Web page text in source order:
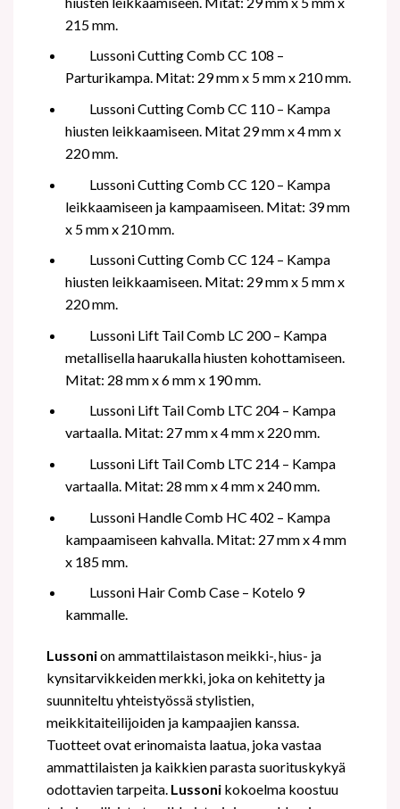
215 mm.
Lussoni Cutting Comb CC 108 –
Parturikampa. Mitat: 29 mm x 5 mm x 210 mm.
Lussoni Cutting Comb CC 110 – Kampa
hiusten leikkaamiseen. Mitat 29 mm x 4 mm x
220 mm.
Lussoni Cutting Comb CC 120 – Kampa
leikkaamiseen ja kampaamiseen. Mitat: 39 mm
x 5 mm x 210 mm.
Lussoni Cutting Comb CC 124 – Kampa
hiusten leikkaamiseen. Mitat: 29 mm x 5 mm x
220 mm.
Lussoni Lift Tail Comb LC 200 – Kampa
metallisella haarukalla hiusten kohottamiseen.
Mitat: 28 mm x 6 mm x 190 mm.
Lussoni Lift Tail Comb LTC 204 – Kampa
vartaalla. Mitat: 27 mm x 4 mm x 220 mm.
Lussoni Lift Tail Comb LTC 214 – Kampa
vartaalla. Mitat: 28 mm x 4 mm x 240 mm.
Lussoni Handle Comb HC 402 – Kampa
kampaamiseen kahvalla. Mitat: 27 mm x 4 mm
x 185 mm.
Lussoni Hair Comb Case – Kotelo 9
kammalle.
Lussonion ammattilaistason meikki-, hius- ja
kynsitarvikkeiden merkki, joka on kehitetty ja
suunniteltu yhteistyössä stylistien,
meikkitaiteilijoiden ja kampaajien kanssa.
Tuotteet ovat erinomaista laatua, joka vastaa
ammattilaisten ja kaikkien parasta suorituskykyä
odottavien tarpeita. Lussonikokoelma koostuu